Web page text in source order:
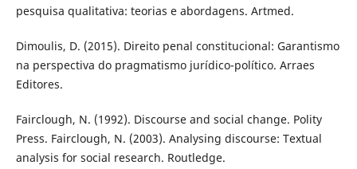
pesquisa qualitativa: teorias e abordagens. Artmed.
Dimoulis, D. (2015). Direito penal constitucional: Garantismo
na perspectiva do pragmatismo jurídico-político. Arraes
Editores.
Fairclough, N. (1992). Discourse and social change. Polity
Press. Fairclough, N. (2003). Analysing discourse: Textual
analysis for social research. Routledge.